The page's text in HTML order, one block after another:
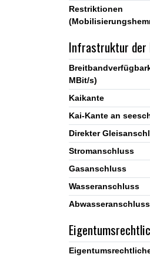
Restriktionen
Infrastruktur der
MBit/s)
Kaikante
Kai-Kante an
Direkter
Stromanschluss
Gasanschluss
Wasseranschluss
Abwasseranschluss